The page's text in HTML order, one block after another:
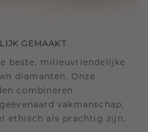
GEMAAKT
beste, milieuvriendelijke
diamanten. Onze
combineren
vakmanschap,
ethisch als prachtig zijn.